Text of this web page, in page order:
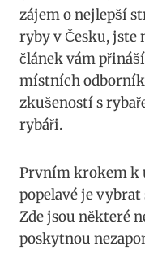
zájem o ‌nejlepší
ryby v ‌Česku, jste
článek vám
⁢místních
zkušeností ​s
rybáři.
Prvním krokem k
popelavé ‍je
Zde ⁣jsou některé
poskytnou